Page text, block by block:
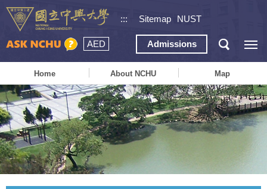
::: Sitemap NUST
AED Admissions
Home About NCHU Map